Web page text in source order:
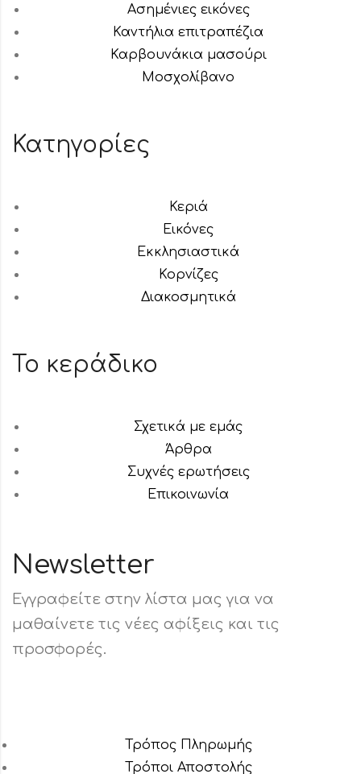
Ασημένιες εικόνες
Καντήλια επιτραπέζια
Καρβουνάκια μασούρι
Μοσχολίβανο
Κατηγορίες
Κεριά
Εικόνες
Εκκλησιαστικά
Κορνίζες
Διακοσμητικά
Το κεράδικο
Σχετικά με εμάς
Άρθρα
Συχνές ερωτήσεις
Επικοινωνία
Newsletter
Εγγραφείτε στην λίστα μας για να
μαθαίνετε τις νέες αφίξεις και τις
προσφορές.
Τρόπος Πληρωμής
Τρόποι Αποστολής